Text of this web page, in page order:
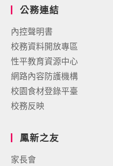
公務連結
內控聲明書
校務資料開放專區
性平教育資源中心
網路內容防護機構
校園食材登錄平臺
校務反映
鳳新之友
家長會